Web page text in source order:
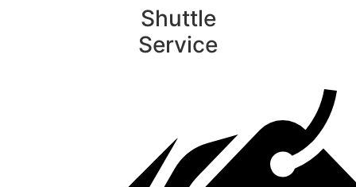
Shuttle
Service